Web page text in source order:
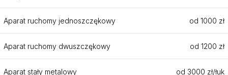
Aparat ruchomy jednoszczękowy od 1000 zł
Aparat ruchomy dwuszczękowy od 1200 zł
Aparat stały metalowy od 3000 zł/łuk